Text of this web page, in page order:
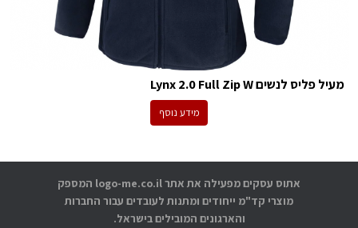
מעיל פליס לנשים Lynx 2.0 Full Zip W
מידע נוסף
אתוס עסקים מפעילה את אתר logo-me.co.il המספק
מוצרי קד"מ ייחודים ומתנות לעובדים עבור החברות
והארגונים המובילים בישראל.